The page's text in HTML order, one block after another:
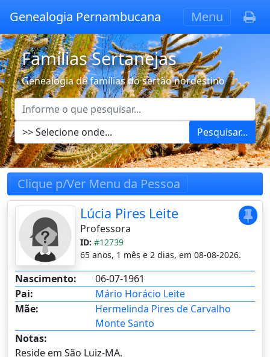
Genealogia Pernambucana Menu
Famílias Sertanejas
Genealogia de famílias do sertão nordestino
Pesquisar...
Clique p/Ver Menu da Pessoa
Lúcia Pires Leite
Professora
ID: #12739
65 anos, 1 mês e 2 dias, em 08-08-2026.
Nascimento:
06-07-1961
Pai:
Mário Horácio Leite
Mãe:
Hermelinda Pires de Carvalho
Monte Santo
Notas:
Reside em São Luiz-MA.